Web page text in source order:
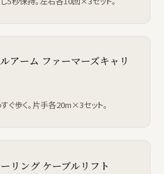
アーム ファーマーズキャリ
ぐ歩く。片手各20m×3セット。
リング ケーブルリフト